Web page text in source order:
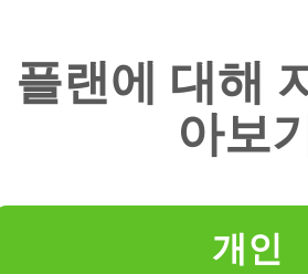
플랜에 대해
아보
개인